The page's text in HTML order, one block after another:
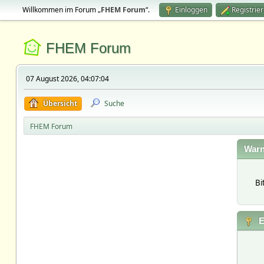
Willkommen im Forum „FHEM Forum“. Einloggen
FHEM Forum
07 August 2026, 04:07:04
Übersicht Suche
FHEM Forum